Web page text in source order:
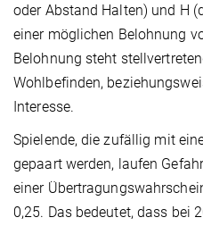
oder Abstand Halten) und H
einer möglichen Belohnung
Belohnung steht
Wohlbefinden,
Interesse.
Spielende, die zufällig mit
gepaart werden, laufen
einer
0,25. Das bedeutet, dass bei